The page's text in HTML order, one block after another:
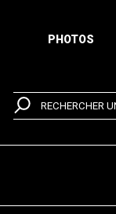
PHOTOS
RECHERCHER